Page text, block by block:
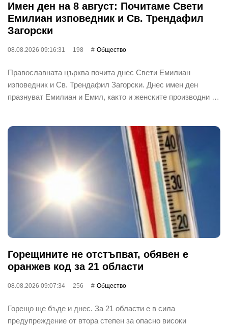
Имен ден на 8 август: Почитаме Свети
Емилиан изповедник и Св. Трендафил
Загорски
08.08.2026 09:16:31 198 Общество
Православната църква почита днес Свети Емилиан
изповедник и Св. Трендафил Загорски. Днес имен ден
празнуват Емилиан и Емил, както и женските производни …
Горещините не отстъпват, обявен е
оранжев код за 21 области
08.08.2026 09:07:34 256 Общество
Горещо ще бъде и днес. За 21 области е в сила
предупреждение от втора степен за опасно високи